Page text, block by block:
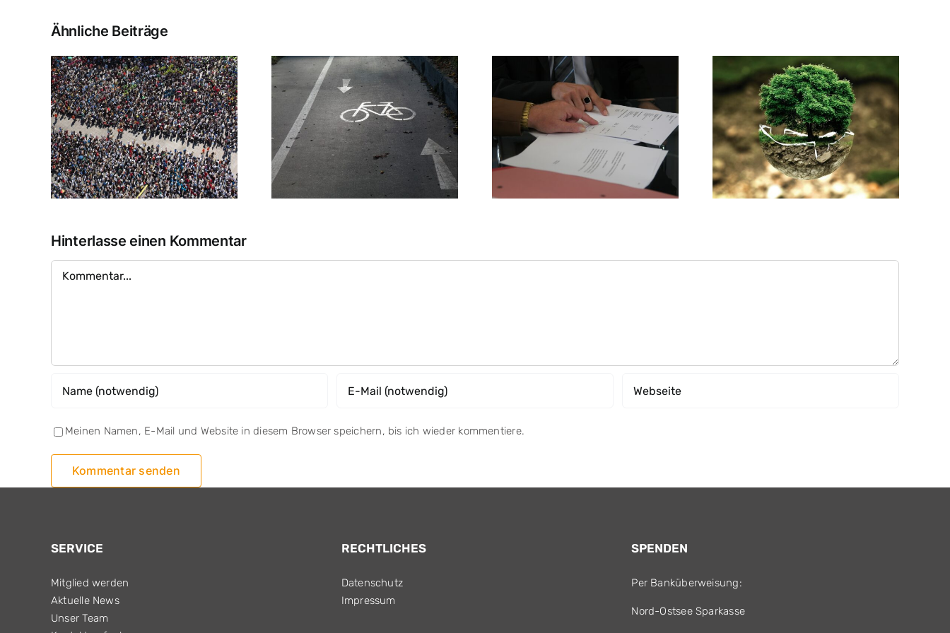
Ähnliche Beiträge
Hinterlasse einen Kommentar
Meinen Namen, E-Mail und Website in diesem Browser speichern, bis ich wieder kommentiere.
SERVICE
Mitglied werden
Aktuelle News
Unser Team
RECHTLICHES
Datenschutz
Impressum
SPENDEN
Per Banküberweisung:
Nord-Ostsee Sparkasse